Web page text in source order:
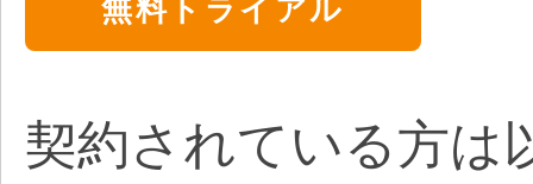
無料トライアル
契約されている方は